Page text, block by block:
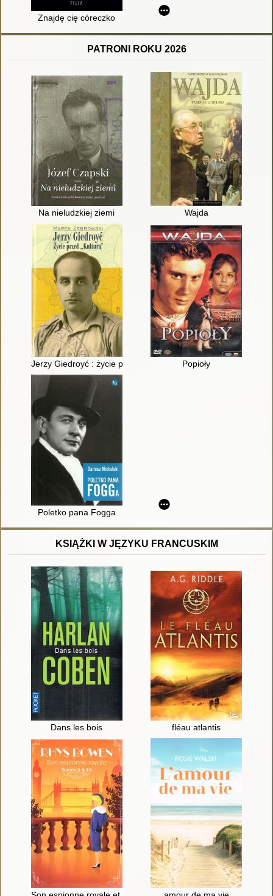
Znajdę cię córeczko
PATRONI ROKU 2026
Na nieludzkiej ziemi Wajda
Jerzy Giedroyć : życie przed "Kulturą" Popioły
Poletko pana Fogga
KSIĄŻKI W JĘZYKU FRANCUSKIM
Dans les bois fléau atlantis